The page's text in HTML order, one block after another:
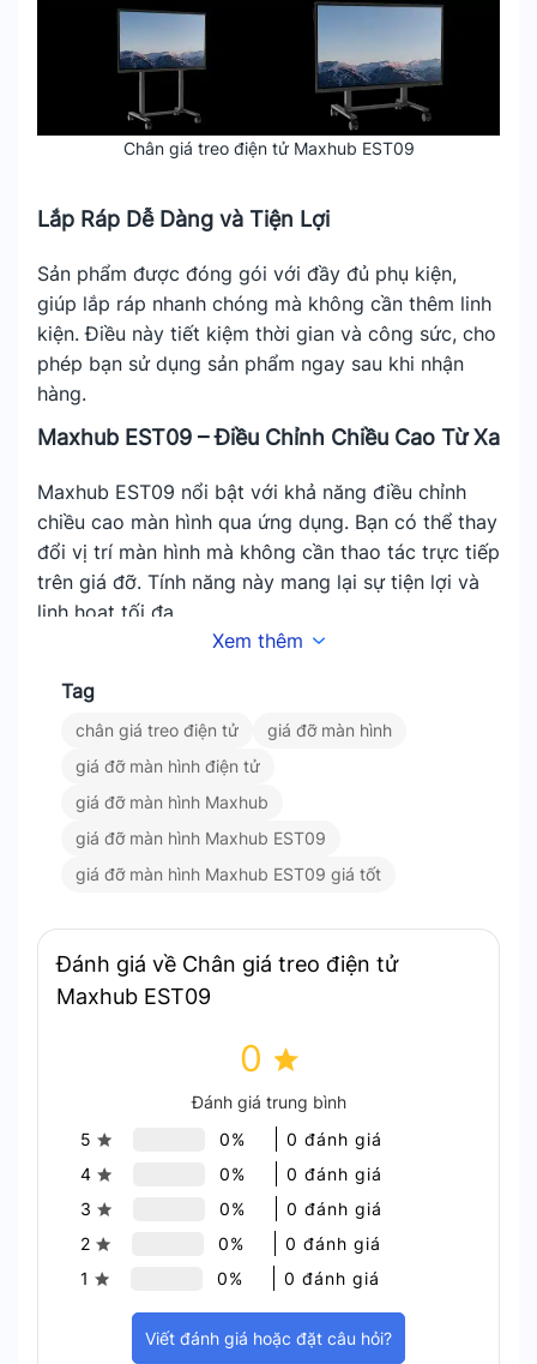
Chân giá treo điện tử Maxhub EST09
Lắp Ráp Dễ Dàng và Tiện Lợi
Sản phẩm được đóng gói với đầy đủ phụ kiện,
giúp lắp ráp nhanh chóng mà không cần thêm linh
kiện. Điều này tiết kiệm thời gian và công sức, cho
phép bạn sử dụng sản phẩm ngay sau khi nhận
hàng.
Maxhub EST09 – Điều Chỉnh Chiều Cao Từ Xa
Maxhub EST09 nổi bật với khả năng điều chỉnh
chiều cao màn hình qua ứng dụng. Bạn có thể thay
đổi vị trí màn hình mà không cần thao tác trực tiếp
trên giá đỡ. Tính năng này mang lại sự tiện lợi và
linh hoạt tối đa.
Nguồn Cung Cấp Tích Hợp
Sản phẩm đi kèm bộ nguồn đặc biệt, cấp nguồn
cho cả màn hình và giá đỡ. Không cần thêm dây
dẫn, khu vực hiển thị gọn gàng và sạch sẽ. Tính
thẩm mỹ và sự chuyên nghiệp của không gian
được tăng cường.
Tính Linh Hoạt và Độ Bền Cao
Lý tưởng cho thuyết trình, sự kiện, và không
gian tương tác.
Thiết kế chắc chắn và tính năng linh hoạt
Hiệu quả trong mọi tình huống sử dụng.
chất lượng và tính chính hãng. Khám phá chân giá
treo điện tử
Maxhub EST09để nâng cao trải
nghiệm trình chiếu của bạn một cách chuyên
nghiệp và tiện lợi.
Xem thêm
Tag
chân giá treo điện tử
giá đỡ màn hình
giá đỡ màn hình điện tử
giá đỡ màn hình Maxhub
giá đỡ màn hình Maxhub EST09
giá đỡ màn hình Maxhub EST09 giá tốt
Đánh giá về Chân giá treo điện tử
Maxhub EST09
0
Đánh giá trung bình
5
0%
0 đánh giá
4
0%
0 đánh giá
3
0%
0 đánh giá
2
0%
0 đánh giá
1
0% 0 đánh giá
Viết đánh giá hoặc đặt câu hỏi?